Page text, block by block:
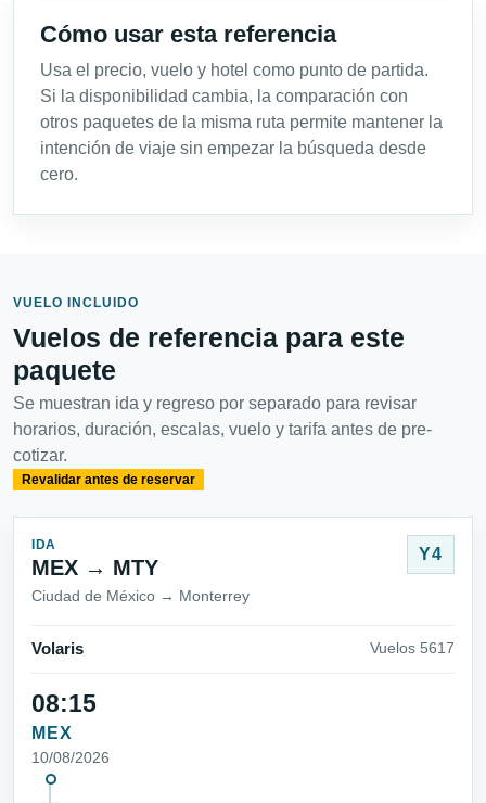
Cómo usar esta referencia
Usa el precio, vuelo y hotel como punto de partida.
Si la disponibilidad cambia, la comparación con
otros paquetes de la misma ruta permite mantener la
intención de viaje sin empezar la búsqueda desde
cero.
VUELO INCLUIDO
Vuelos de referencia para este
paquete
Se muestran ida y regreso por separado para revisar
horarios, duración, escalas, vuelo y tarifa antes de pre-
cotizar.
Revalidar antes de reservar
IDA
MEX → MTY
Ciudad de México → Monterrey
Y4
Volaris Vuelos 5617
08:15
MEX
10/08/2026